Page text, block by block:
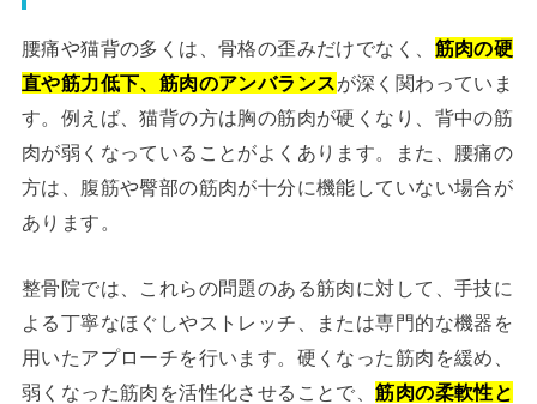
腰痛や猫背の多くは、骨格の歪みだけでなく、 筋肉の硬
直や筋力低下、筋肉のアンバランス が深く関わっていま
す。例えば、猫背の方は胸の筋肉が硬くなり、背中の筋
肉が弱くなっていることがよくあります。また、腰痛の
方は、腹筋や臀部の筋肉が十分に機能していない場合が
あります。
整骨院では、これらの問題のある筋肉に対して、手技に
よる丁寧なほぐしやストレッチ、または専門的な機器を
用いたアプローチを行います。硬くなった筋肉を緩め、
弱くなった筋肉を活性化させることで、筋肉の柔軟性と